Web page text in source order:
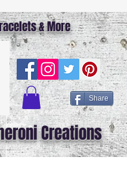
Share
& More
Creations